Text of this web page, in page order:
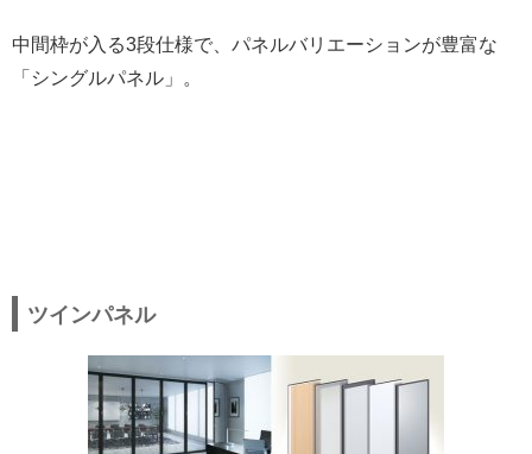
中間枠が入る3段仕様で、パネルバリエーションが豊富な
「シングルパネル」。
ツインパネル